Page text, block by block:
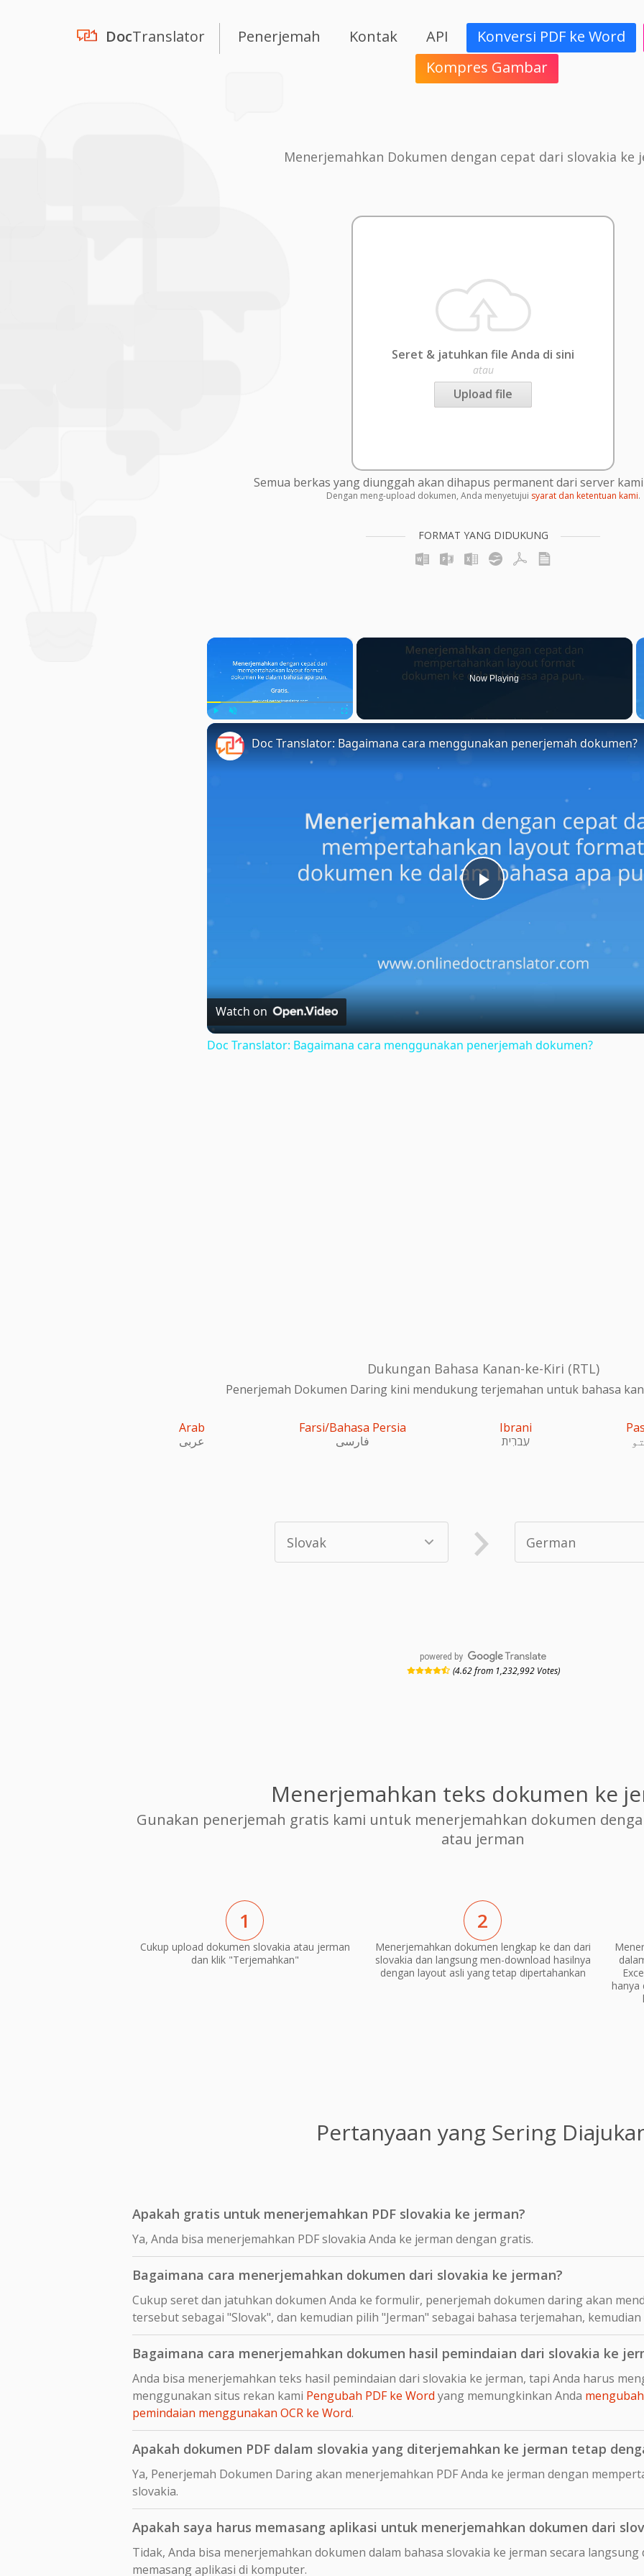
DocTranslator Penerjemah Kontak API
Konversi PDF ke Word
Kompres Gambar
Menerjemahkan Dokumen dengan cepat dari slovakia ke
Seret & jatuhkan file Anda di sini
atau
Upload file
Semua berkas yang diunggah akan dihapus permanent dari server
Dengan meng-upload dokumen, Anda menyetujui syarat dan ketentuan kami.
FORMAT YANG DIDUKUNG
×
Now Playing
Play
Doc Translator: Bagaimana cara menggunakan penerjemah dokumen?
Watch on
Doc Translator: Bagaimana cara menggunakan penerjemah dokumen?
Dukungan Bahasa Kanan-ke-Kiri (RTL)
Penerjemah Dokumen Daring kini mendukung terjemahan untuk bahasa
Arab
عربى
Farsi/Bahasa Persia
فارسی
Ibrani
עִברִית
powered by
(4.62 from 1,232,992 Votes)
Menerjemahkan teks dokumen ke
Gunakan penerjemah gratis kami untuk menerjemahkan dokumen
atau jerman
1
Cukup upload dokumen slovakia atau jerman
dan klik "Terjemahkan"
2
Menerjemahkan dokumen lengkap ke dan dari
slovakia dan langsung men-download hasilnya
dengan layout asli yang tetap dipertahankan
hanya
Pertanyaan yang Sering
Apakah gratis untuk menerjemahkan PDF slovakia ke jerman?
Ya, Anda bisa menerjemahkan PDF slovakia Anda ke jerman dengan gratis.
Bagaimana cara menerjemahkan dokumen dari slovakia ke jerman?
Cukup seret dan jatuhkan dokumen Anda ke formulir, penerjemah dokumen daring akan
tersebut sebagai "Slovak", dan kemudian pilih "Jerman" sebagai bahasa terjemahan,
Bagaimana cara menerjemahkan dokumen hasil pemindaian dari slovakia ke
Anda bisa menerjemahkan teks hasil pemindaian dari slovakia ke jerman, tapi Anda harus
menggunakan situs rekan kami Pengubah PDF ke Word yang memungkinkan Anda
pemindaian menggunakan OCR ke Word.
Apakah dokumen PDF dalam slovakia yang diterjemahkan ke jerman tetap
Ya, Penerjemah Dokumen Daring akan menerjemahkan PDF Anda ke jerman dengan
slovakia.
Apakah saya harus memasang aplikasi untuk menerjemahkan dokumen dari
Tidak, Anda bisa menerjemahkan dokumen dalam bahasa slovakia ke jerman secara
memasang aplikasi di komputer.